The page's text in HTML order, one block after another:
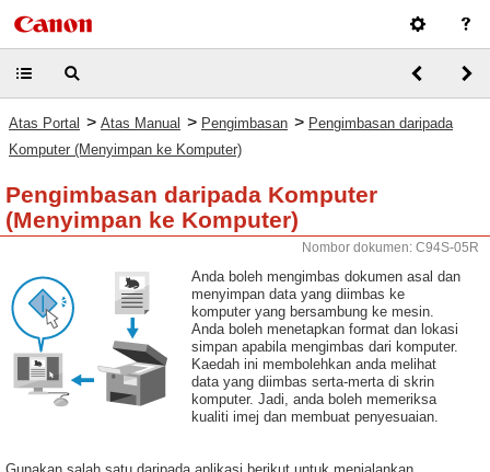
Atas Portal > Atas Manual > Pengimbasan > Pengimbasan daripada
Komputer (Menyimpan ke Komputer)
Pengimbasan daripada Komputer
(Menyimpan ke Komputer)
Nombor dokumen: C94S-05R
Anda boleh mengimbas dokumen asal dan
menyimpan data yang diimbas ke
komputer yang bersambung ke mesin.
Anda boleh menetapkan format dan lokasi
simpan apabila mengimbas dari komputer.
Kaedah ini membolehkan anda melihat
data yang diimbas serta-merta di skrin
komputer. Jadi, anda boleh memeriksa
kualiti imej dan membuat penyesuaian.